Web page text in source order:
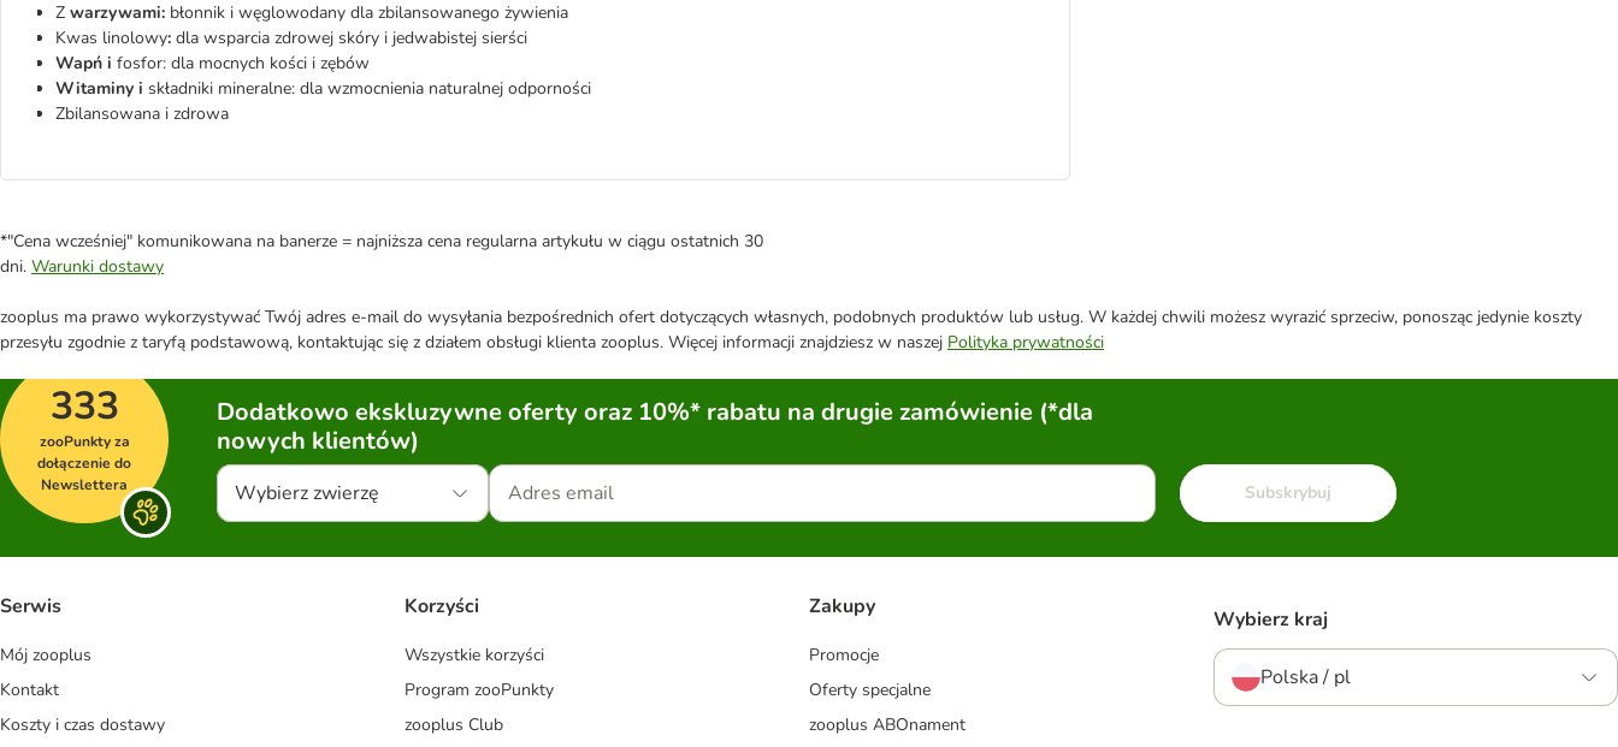
Z warzywami: błonnik i węglowodany dla zbilansowanego żywienia
Kwas linolowy: dla wsparcia zdrowej skóry i jedwabistej sierści
Wapń i fosfor: dla mocnych kości i zębów
Witaminy i składniki mineralne: dla wzmocnienia naturalnej odporności
Zbilansowana i zdrowa
*"Cena wcześniej" komunikowana na banerze = najniższa cena regularna artykułu w ciągu ostatnich 30
dni. Warunki dostawy
zooplus ma prawo wykorzystywać Twój adres e-mail do wysyłania bezpośrednich ofert dotyczących własnych, podobnych produktów lub usług. W każdej chwili możesz wyrazić sprzeciw, ponosząc jedynie koszty
przesyłu zgodnie z taryfą podstawową, kontaktując się z działem obsługi klienta zooplus. Więcej informacji znajdziesz w naszej Polityka prywatności
333
zooPunkty za
dołączenie do
Newslettera
Dodatkowo ekskluzywne oferty oraz 10%* rabatu na drugie zamówienie (*dla
nowych klientów)
Wybierz zwierzę Subskrybuj
Serwis
Mój zooplus
Kontakt
Koszty i czas dostawy
Korzyści
Wszystkie korzyści
Program zooPunkty
zooplus Club
Zakupy
Promocje
Oferty specjalne
zooplus ABOnament
Wybierz kraj
Polska / pl